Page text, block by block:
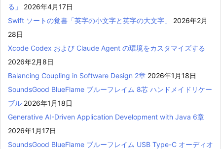
る」
2026年4月17日
Swift ソートの覚書「英字の小文字と英字の大文字」
2026年2月
28日
Xcode Codex および Claude Agent の環境をカスタマイズする
2026年2月8日
Balancing Coupling in Software Design 2章 2026年1月18日
SoundsGood BlueFlame ブルーフレイム 8芯 ハンドメイドリケー
ブル 2026年1月18日
Generative AI-Driven Application Development with Java 6章
2026年1月17日
SoundsGood BlueFlame ブルーフレイム USB Type-C オーディオ